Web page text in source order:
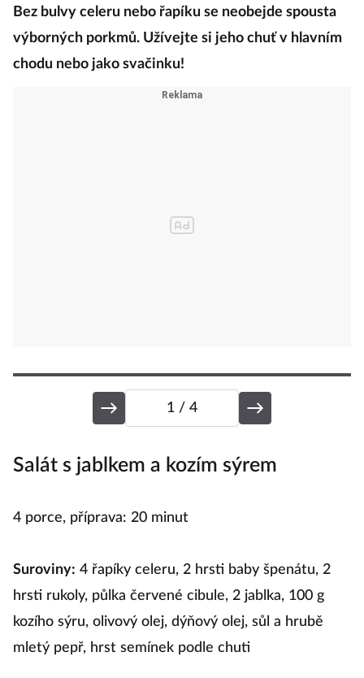
Bez bulvy celeru nebo řapíku se neobejde spousta
výborných porkmů. Užívejte si jeho chuť v hlavním
chodu nebo jako svačinku!
1 / 4
Salát s jablkem a kozím sýrem
4 porce, příprava: 20 minut
Suroviny: 4 řapíky celeru, 2 hrsti baby špenátu, 2
hrsti rukoly, půlka červené cibule, 2 jablka, 100 g
kozího sýru, olivový olej, dýňový olej, sůl a hrubě
mletý pepř, hrst semínek podle chuti